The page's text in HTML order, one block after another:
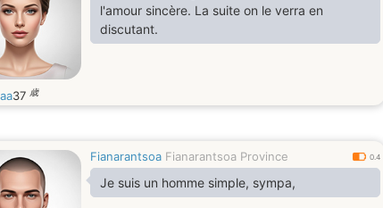
l'amour sincère. La suite on le verra en
discutant.
37 歳
Fianarantsoa Fianarantsoa Province 0.4
Je suis un homme simple, sympa,